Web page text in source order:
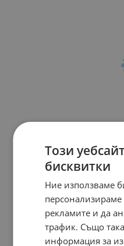
Този
бисквитки
Ние използваме
рекламите и да
трафик. Също
информация за